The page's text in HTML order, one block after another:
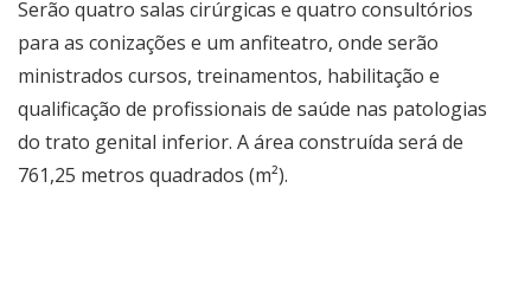
Serão quatro salas cirúrgicas e quatro consultórios
para as conizações e um anfiteatro, onde serão
ministrados cursos, treinamentos, habilitação e
qualificação de profissionais de saúde nas patologias
do trato genital inferior. A área construída será de
761,25 metros quadrados (m²).